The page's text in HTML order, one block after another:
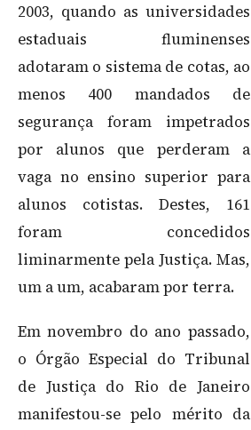
2003, quando as universidades
estaduais fluminenses
adotaram o sistema de cotas, ao
menos 400 mandados de
segurança foram impetrados
por alunos que perderam a
vaga no ensino superior para
alunos cotistas. Destes, 161
foram concedidos
liminarmente pela Justiça. Mas,
um a um, acabaram por terra.
Em novembro do ano passado,
o Órgão Especial do Tribunal
de Justiça do Rio de Janeiro
manifestou-se pelo mérito da